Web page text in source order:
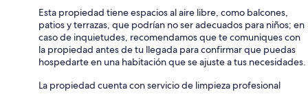
Esta propiedad tiene espacios al aire libre, como balcones,
patios y terrazas, que podrían no ser adecuados para niños; en
caso de inquietudes, recomendamos que te comuniques con
la propiedad antes de tu llegada para confirmar que puedas
hospedarte en una habitación que se ajuste a tus necesidades.
La propiedad cuenta con servicio de limpieza profesional